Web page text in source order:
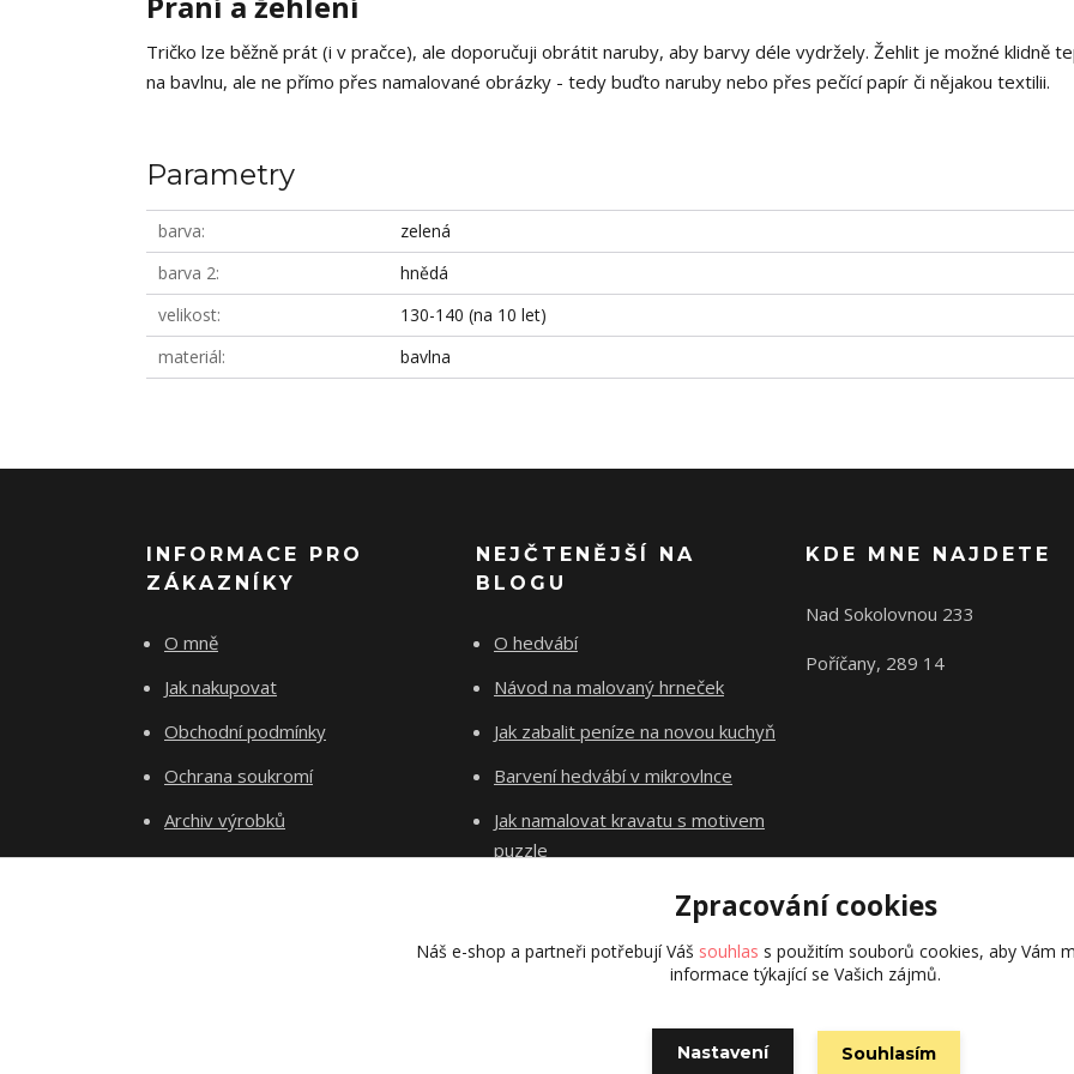
Tričko lze běžně prát (i v pračce), ale doporučuji obrátit naruby, aby barvy déle vydržely. Žehlit je možné klidně
na bavlnu, ale ne přímo přes namalované obrázky - tedy buďto naruby nebo přes pečící papír či nějakou textilii.
Parametry
barva
zelená
barva 2
hnědá
velikost
130-140 (na 10 let)
materiál
bavlna
INFORMACE PRO
ZÁKAZNÍKY
O mně
Jak nakupovat
Obchodní podmínky
Ochrana soukromí
Archiv výrobků
Kontakty
NEJČTENĚJŠÍ NA
BLOGU
O hedvábí
Návod na malovaný hrneček
Jak zabalit peníze na novou kuchyň
Barvení hedvábí v mikrovlnce
Jak namalovat kravatu s motivem
puzzle
KDE MNE NAJDETE
Nad Sokolovnou 233
Poříčany, 289 14
Původní stránky
Zpracování cookies
Náš e-shop a partneři potřebují Váš souhlas s použitím souborů cookies, aby Vám
informace týkající se Vašich zájmů.
Nastavení Souhlasím